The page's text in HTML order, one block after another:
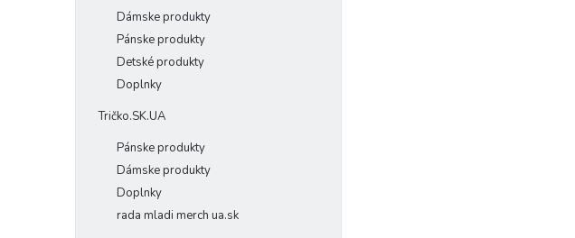
Dámske produkty
Pánske produkty
Detské produkty
Doplnky
Tričko.SK.UA
Pánske produkty
Dámske produkty
Doplnky
rada mladi merch ua.sk